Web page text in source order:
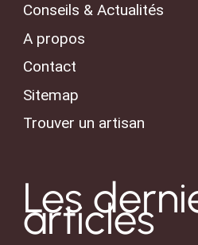
Conseils & Actualités
A propos
Contact
Sitemap
Trouver un artisan
Les
articles